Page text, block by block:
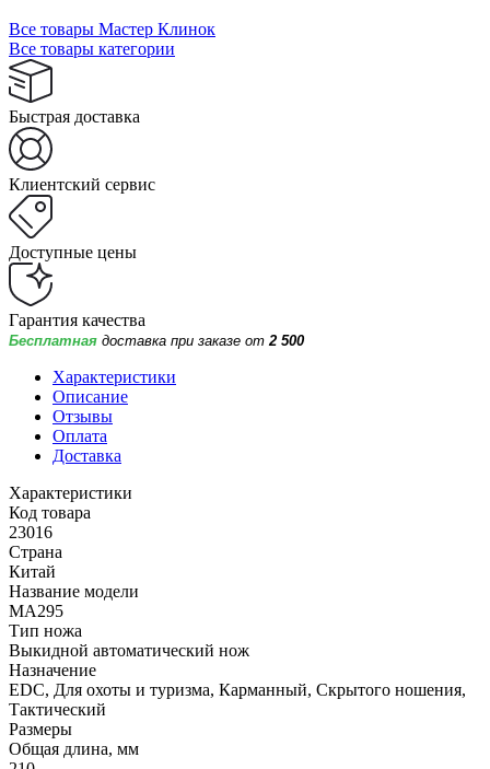
Все товары Мастер Клинок
Все товары категории
Быстрая доставка
Клиентский сервис
Доступные цены
Гарантия качества
Бесплатная доставка при заказе от 2 500
Характеристики
Описание
Отзывы
Оплата
Доставка
Характеристики
Код товара
23016
Страна
Китай
Название модели
MA295
Тип ножа
Выкидной автоматический нож
Назначение
EDC, Для охоты и туризма, Карманный, Скрытого ношения,
Тактический
Размеры
Общая длина, мм